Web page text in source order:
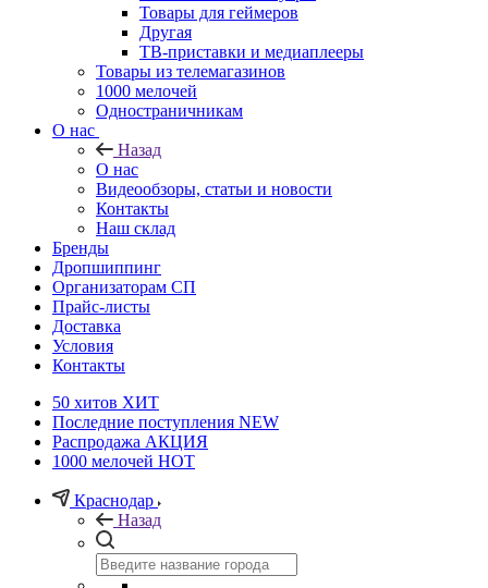
Товары для геймеров
Другая
ТВ-приставки и медиаплееры
Товары из телемагазинов
1000 мелочей
Одностраничникам
О нас
Назад
О нас
Видеообзоры, статьи и новости
Контакты
Наш склад
Бренды
Дропшиппинг
Организаторам СП
Прайс-листы
Доставка
Условия
Контакты
50 хитов ХИТ
Последние поступления NEW
Распродажа АКЦИЯ
1000 мелочей HOT
Краснодар
Назад